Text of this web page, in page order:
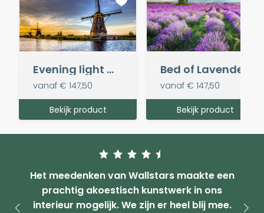
Evening light @ Kinderdijk
vanaf € 147,50
Bekijk product
Bed of Lavender
vanaf € 147,50
Bekijk product
Het meedenken van Wallstars maakte een
prachtig akoestisch kunstwerk in ons
interieur mogelijk. We zijn er heel blij mee.